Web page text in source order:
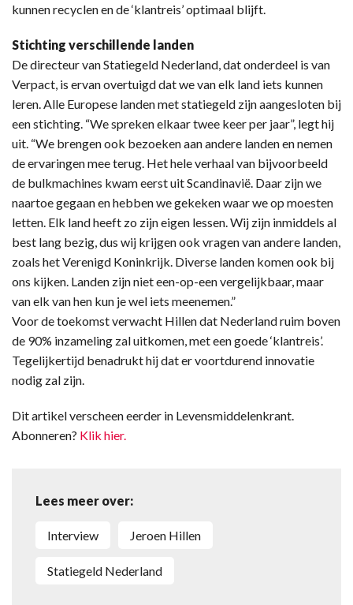
kunnen recyclen en de ‘klantreis’ optimaal blijft.
Stichting verschillende landen
De directeur van Statiegeld Nederland, dat onderdeel is van
Verpact, is ervan overtuigd dat we van elk land iets kunnen
leren. Alle Europese landen met statiegeld zijn aangesloten bij
een stichting. “We spreken elkaar twee keer per jaar”, legt hij
uit. “We brengen ook bezoeken aan andere landen en nemen
de ervaringen mee terug. Het hele verhaal van bijvoorbeeld
de bulkmachines kwam eerst uit Scandinavië. Daar zijn we
naartoe gegaan en hebben we gekeken waar we op moesten
letten. Elk land heeft zo zijn eigen lessen. Wij zijn inmiddels al
best lang bezig, dus wij krijgen ook vragen van andere landen,
zoals het Verenigd Koninkrijk. Diverse landen komen ook bij
ons kijken. Landen zijn niet een-op-een vergelijkbaar, maar
van elk van hen kun je wel iets meenemen.”
Voor de toekomst verwacht Hillen dat Nederland ruim boven
de 90% inzameling zal uitkomen, met een goede ‘klantreis’.
Tegelijkertijd benadrukt hij dat er voortdurend innovatie
nodig zal zijn.
Dit artikel verscheen eerder in Levensmiddelenkrant.
Abonneren? Klik hier.
Lees meer over:
Interview Jeroen Hillen
Statiegeld Nederland